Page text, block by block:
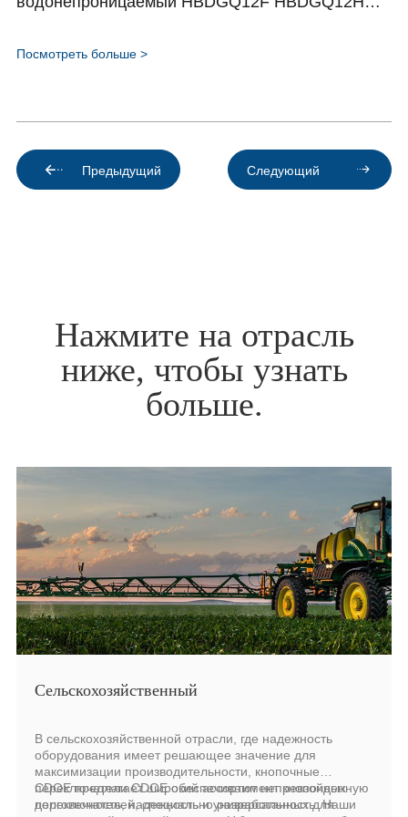
class="_full" ondragstart="return false">
Посмотреть больше >
Post
navigation
Предыдущий Следующий
Нажмите на отрасль
ниже, чтобы узнать
больше.
Сельскохозяйственный
В сельскохозяйственной отрасли, где надежность
оборудования имеет решающее значение для
максимизации производительности, кнопочные
переключатели CDOE обеспечивают непревзойденную
долговечность, надежность и универсальность. Наши
CDOE предлагает широкий ассортимент кнопочных
переключателей, специально разработанных для